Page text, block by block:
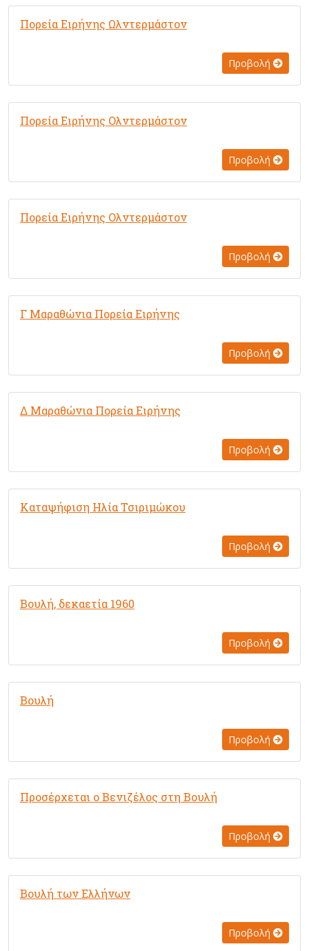
Πορεία Ειρήνης Ωλντερμάστον
Προβολή
Πορεία Ειρήνης Ολντερμάστον
Προβολή
Πορεία Ειρήνης Oλντερμάστον
Προβολή
Γ Μαραθώνια Πορεία Ειρήνης
Προβολή
Δ Μαραθώνια Πορεία Ειρήνης
Προβολή
Καταψήφιση Ηλία Τσιριμώκου
Προβολή
Βουλή, δεκαετία 1960
Προβολή
Βουλή
Προβολή
Προσέρχεται ο Βενιζέλος στη Βουλή
Προβολή
Βουλή των Ελλήνων
Προβολή